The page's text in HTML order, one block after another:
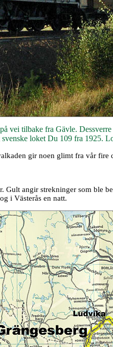
vei tilbake fra Gävle.
loket Du 109 fra 1925.
gir noen glimt fra vår fire
Gult angir strekninger som ble
i Västerås en natt.